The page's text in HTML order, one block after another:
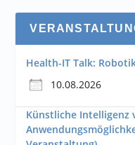
Health-IT Talk:
10.08.2026
Künstliche Intelligenz